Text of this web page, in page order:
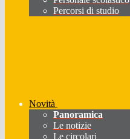
Percorsi di studio
Novità
Panoramica
Le notizie
Le circolari